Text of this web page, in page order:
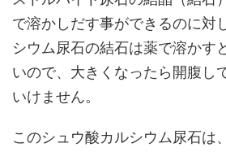
で溶かしだす事ができるのに対
シウム尿石の結石は薬で溶かす
いので、大きくなったら開腹し
いけません。
このシュウ酸カルシウム尿石は